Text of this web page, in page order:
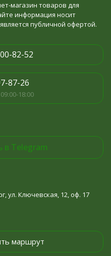
магазин товаров для
информация носит
публичной офертой.
82-52
87-26
18:00
в Telegram
ул. Ключевская, 12, оф. 17
маршрут